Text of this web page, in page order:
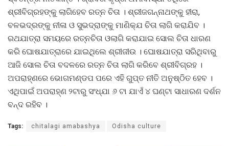
ଶ୍ରୀବିଗ୍ରହଙ୍କୁ ଲାଗିହେବ ରତ୍ନ ଚିତା । ଶ୍ରୀଜଗନ୍ନାଥଙ୍କୁ ହୀରା,
ବଳଭଦ୍ରଙ୍କୁ ନୀଳା ଓ ସୁଭଦ୍ରାଙ୍କୁ ମାଣିକ୍ଯ ଚିତା ଲାଗି କରାଯିବ ।
ରଥଯାତ୍ରା ସମୟରେ ରତ୍ନଚିତା ଓଲାଗି କରାଯାଇ ସୋଲ ଚିତା ଧାରଣ
କରି ଘୋଷଯାତ୍ରାରେ ଯାଇଥିଲେ ଶ୍ରୀଜୀଉ । ଘୋଷଯାତ୍ରା ସରିଥିବାରୁ
ଆଜି ସୋଲ ଚିତା ବଦଳରେ ରତ୍ନ ଚିତା ଲାଗି କରିବେ ଶ୍ରୀବିଗ୍ରହ ।
ଅପରାହ୍ଣରେ ଭୋଗମଣ୍ଡପ ପରେ ଏହି ଗୁପ୍ତ ନୀତି ଅନୁଷ୍ଠିତ ହେବ ।
ଏଥିପାଇଁ ଅପରାହ୍ଣ ୨ଟାରୁ ସଂଧ୍ଯା ୬ ଟା ଯାଏଁ ୪ ଘଣ୍ଟା ସାଧାରଣ ଦର୍ଶନ
ବନ୍ଦ ରହିବ ।
Tags: chitalagi amabashya Odisha culture